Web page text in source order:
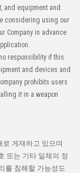
and equipment and
considering using our
Company in advance
responsibility if this
and devices and
prohibits users
it in a weapon
게재하고 있으며
또는 기타 일체의 정
를 침해할 가능성도